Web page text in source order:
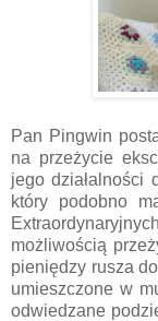
Pan Pingwin
na przeżycie
jego działalności
który podobno
możliwością
pieniędzy rusza
umieszczone w
odwiedzane